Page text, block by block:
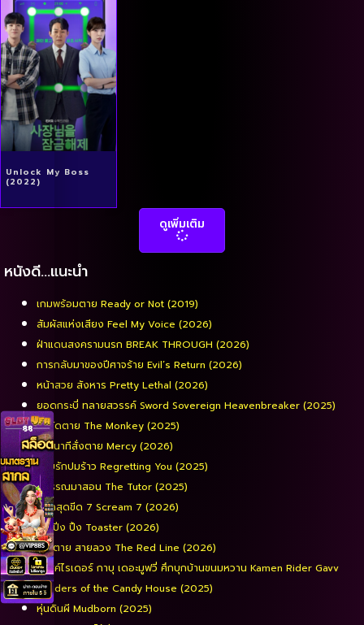
Unlock My Boss
(2022)
ดูเพิ่มเติม
หนังดี…แนะนำ
เกมพร้อมตาย Ready or Not (2019)
สัมผัสแห่งเสียง Feel My Voice (2026)
ฝ่าแดนสงครามนรก BREAK THROUGH (2026)
การกลับมาของปีศาจร้าย Evil’s Return (2026)
หน้าสวย สังหาร Pretty Lethal (2026)
ยอดกระบี่ ทลายสวรรค์ Sword Sovereign Heavenbreaker (2025)
จ๋อจัดตาย The Monkey (2025)
90 นาทีสั่งตาย Mercy (2026)
รอยรักปมร้าว Regretting You (2025)
พี่วรรณมาสอน The Tutor (2025)
หวีดสุดขีด 7 Scream 7 (2026)
ปิง ปิ่ง ปิ้ง Toaster (2026)
เส้นตาย สายลวง The Red Line (2026)
มาสค์ไรเดอร์ กาบุ เดอะมูฟวี่ ศึกบุกบ้านขนมหวาน Kamen Rider Gavv
Invaders of the Candy House (2025)
หุ่นดินผี Mudborn (2025)